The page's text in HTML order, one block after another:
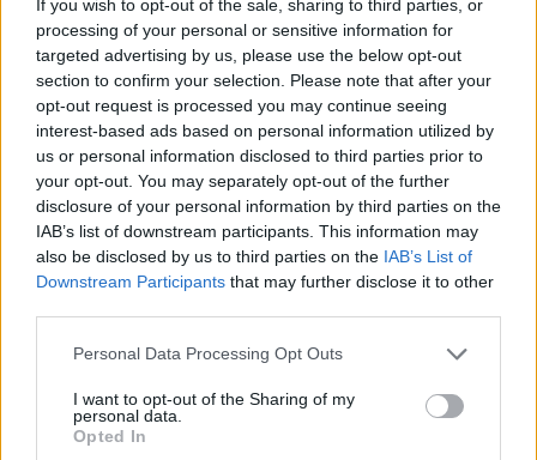
If you wish to opt-out of the sale, sharing to third parties, or
processing of your personal or sensitive information for
targeted advertising by us, please use the below opt-out
section to confirm your selection. Please note that after your
opt-out request is processed you may continue seeing
interest-based ads based on personal information utilized by
us or personal information disclosed to third parties prior to
your opt-out. You may separately opt-out of the further
disclosure of your personal information by third parties on the
IAB’s list of downstream participants. This information may
also be disclosed by us to third parties on the IAB’s List of
Downstream Participants that may further disclose it to other
Please note that this website/app uses one or more Google
not limited to your visit or usage behaviour. You may click to
grant or deny consent to Google and its third-party tags to
use your data for below specified purposes in below Google
Personal Data Processing Opt Outs
I want to opt-out of the Sharing of my
personal data.
Opted In
Poranna masturbacja
12 sierpnia 2025